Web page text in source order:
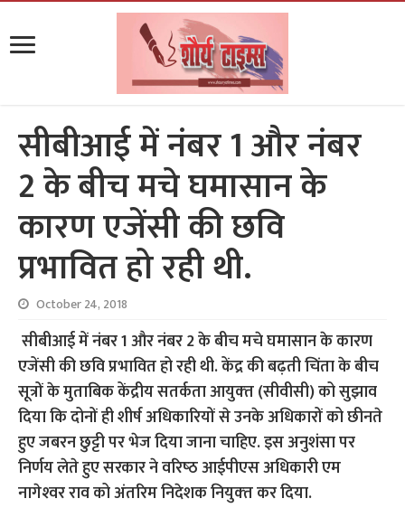
सीबीआई में नंबर 1 और नंबर
2 के बीच मचे घमासान के
कारण एजेंसी की छवि
प्रभावित हो रही थी.
October 24, 2018
सीबीआई में नंबर 1 और नंबर 2 के बीच मचे घमासान के कारण
एजेंसी की छवि प्रभावित हो रही थी. केंद्र की बढ़ती चिंता के बीच
सूत्रों के मुताबिक केंद्रीय सतर्कता आयुक्‍त (सीवीसी) को सुझाव
दिया कि दोनों ही शीर्ष अधिकारियों से उनके अधिकारों को छीनते
हुए जबरन छुट्टी पर भेज दिया जाना चाहिए. इस अनुशंसा पर
निर्णय लेते हुए सरकार ने वरिष्‍ठ आईपीएस अधिकारी एम
नागेश्‍वर राव को अंतरिम निदेशक नियुक्‍त कर दिया.